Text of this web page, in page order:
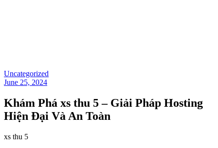
Uncategorized
June 25, 2024
Khám Phá xs thu 5 – Giải Pháp Hosting
Hiện Đại Và An Toàn
xs thu 5